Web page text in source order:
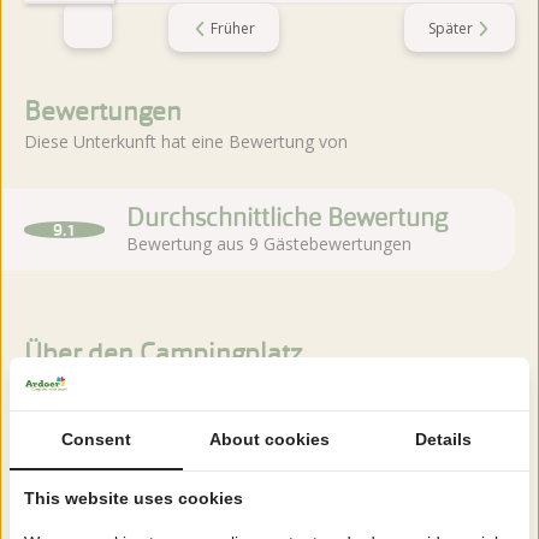
Früher Später
Bewertungen
Diese Unterkunft hat eine Bewertung von
9.1 Durchschnittliche Bewertung
Bewertung aus 9 Gästebewertungen
Über den Campingplatz
Camping De Noetselerberg in Nijverdal liegt an der
naturreichen Landschaft des Sallandse Heuvelrug und ist als
Familiencampingplatz mit reichlich Einrichtungen ausgestattet.
Consent About cookies Details
This website uses cookies